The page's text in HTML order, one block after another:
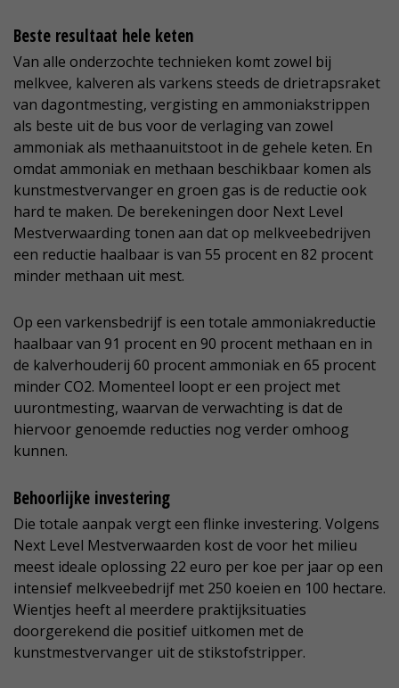
Beste resultaat hele keten
Van alle onderzochte technieken komt zowel bij
melkvee, kalveren als varkens steeds de drietrapsraket
van dagontmesting, vergisting en ammoniakstrippen
als beste uit de bus voor de verlaging van zowel
ammoniak als methaanuitstoot in de gehele keten. En
omdat ammoniak en methaan beschikbaar komen als
kunstmestvervanger en groen gas is de reductie ook
hard te maken. De berekeningen door Next Level
Mestverwaarding tonen aan dat op melkveebedrijven
een reductie haalbaar is van 55 procent en 82 procent
minder methaan uit mest.
Op een varkensbedrijf is een totale ammoniakreductie
haalbaar van 91 procent en 90 procent methaan en in
de kalverhouderij 60 procent ammoniak en 65 procent
minder CO2. Momenteel loopt er een project met
uurontmesting, waarvan de verwachting is dat de
hiervoor genoemde reducties nog verder omhoog
kunnen.
Behoorlijke investering
Die totale aanpak vergt een flinke investering. Volgens
Next Level Mestverwaarden kost de voor het milieu
meest ideale oplossing 22 euro per koe per jaar op een
intensief melkveebedrijf met 250 koeien en 100 hectare.
Wientjes heeft al meerdere praktijksituaties
doorgerekend die positief uitkomen met de
kunstmestvervanger uit de stikstofstripper.